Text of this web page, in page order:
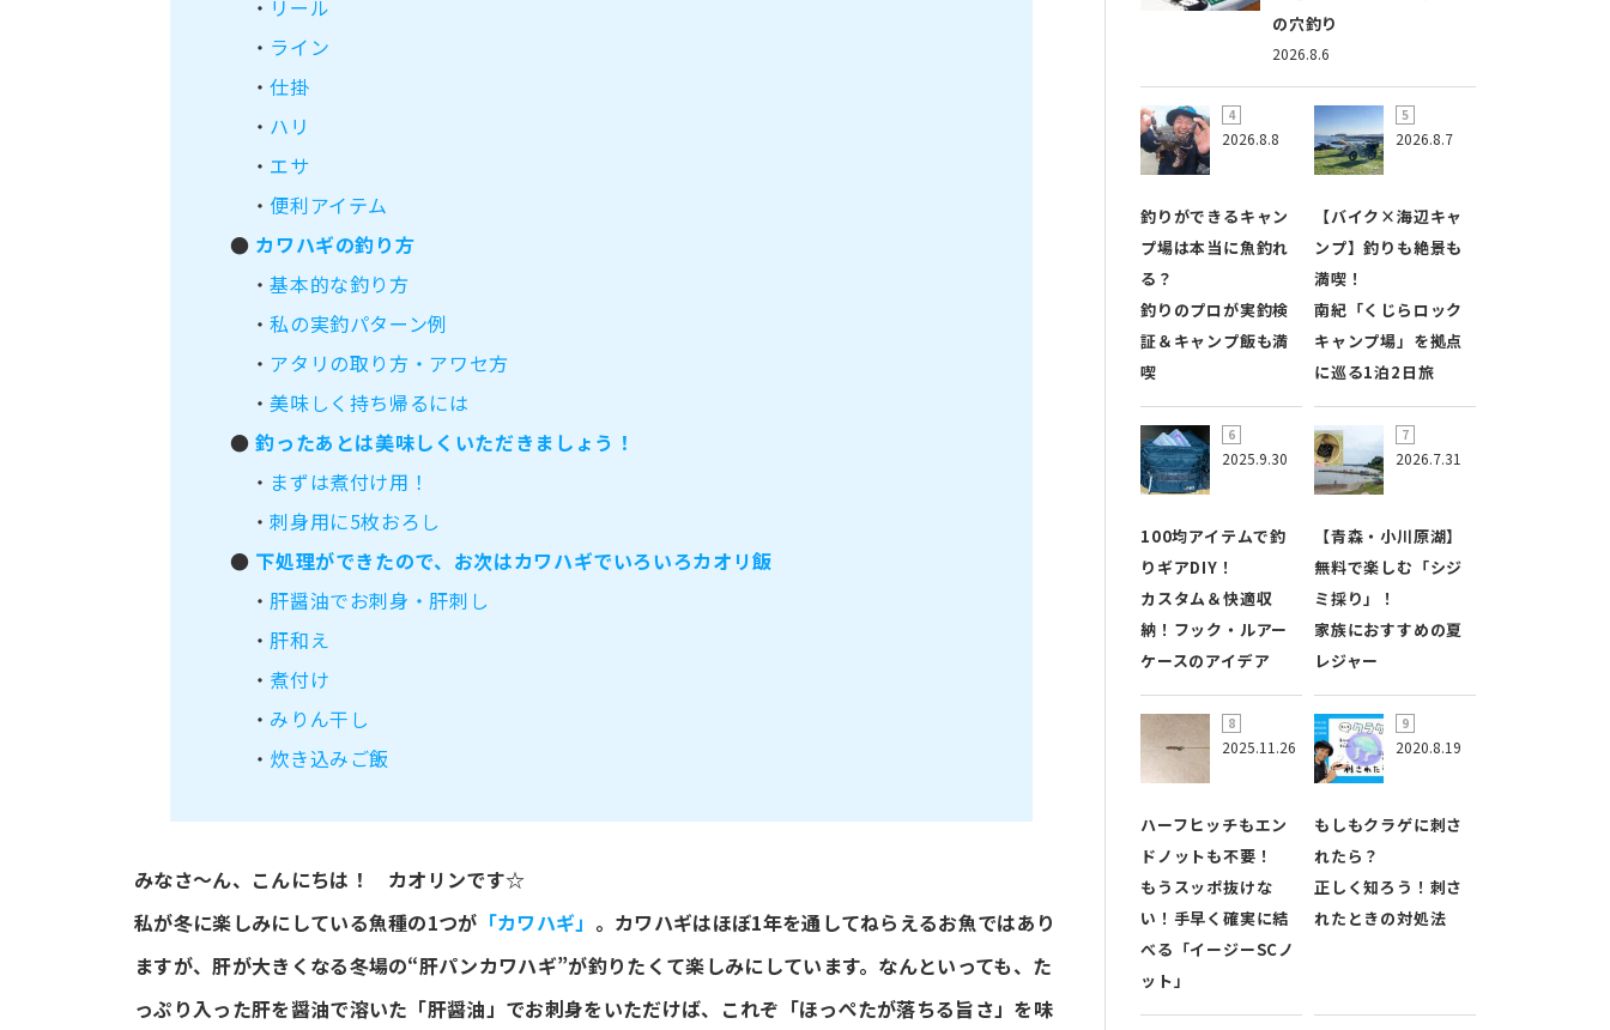
・ リール
・ ライン
・仕掛
・ ハリ
・ エサ
・ 便利アイテム
● カワハギの釣り方
・基本的な釣り方
・私の実釣パターン例
・ アタリの取り方・アワセ方
・美味しく持ち帰るには
●釣ったあとは美味しくいただきましょう！
・ まずは煮付け用！
・刺身用に5枚おろし
● 下処理ができたので、お次はカワハギでいろいろカオリ飯
・ 肝醤油でお刺身・肝刺し
・ 肝和え
・ 煮付け
・ みりん干し
・ 炊き込みご飯
みなさ～ん、こんにちは！ カオリンです☆
私が冬に楽しみにしている魚種の1つが 「カワハギ」 。カワハギはほぼ1年を通してねらえるお魚ではあり
ますが、肝が大きくなる冬場の“肝パンカワハギ”が釣りたくて楽しみにしています。なんといっても、た
っぷり入った肝を醤油で溶いた「肝醤油」でお刺身をいただけば、これぞ「ほっぺたが落ちる旨さ」を味
2026.8.6
の穴釣り
2026.8.8
釣りができるキャン
プ場は本当に魚釣れ
る？
釣りのプロが実釣検
証＆キャンプ飯も満
喫
2026.8.7
【バイク×海辺キャ
ンプ】釣りも絶景も
満喫！
南紀「くじらロック
キャンプ場」を拠点
に巡る1泊2日旅
2025.9.30
100均アイテムで釣
りギアDIY！
カスタム＆快適収
納！フック・ルアー
ケースのアイデア
2026.7.31
【青森・小川原湖】
無料で楽しむ「シジ
ミ採り」！
家族におすすめの夏
レジャー
2025.11.26
ハーフヒッチもエン
ドノットも不要！
もうスッポ抜けな
い！手早く確実に結
べる「イージーSCノ
ット」
2020.8.19
もしもクラゲに刺さ
れたら？
正しく知ろう！刺さ
れたときの対処法